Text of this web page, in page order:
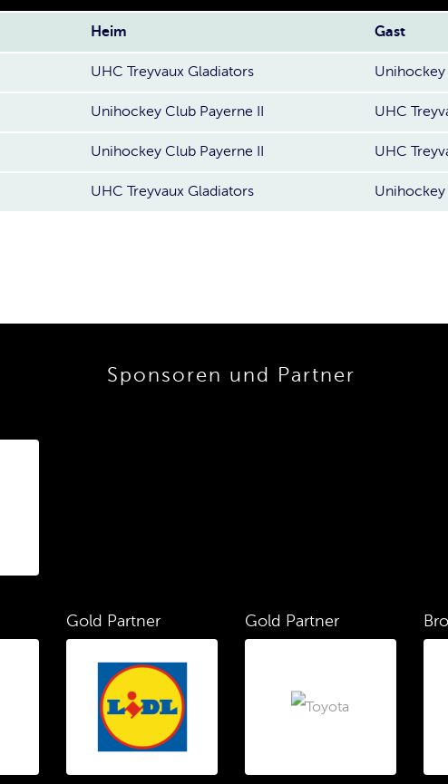
Heim Gast
UHC Treyvaux Gladiators Unihockey
Unihockey Club Payerne II UHC
Unihockey Club Payerne II UHC
UHC Treyvaux Gladiators Unihockey
Sponsoren und Partner
Gold Partner Gold Partner